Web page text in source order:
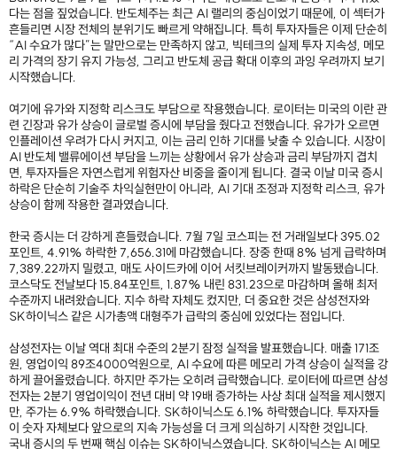
다는 점을 짚었습니다. 반도체주는 최근 AI 랠리의 중심이었기 때문에, 이 섹터가
흔들리면 시장 전체의 분위기도 빠르게 약해집니다. 특히 투자자들은 이제 단순히
“AI 수요가 많다”는 말만으로는 만족하지 않고, 빅테크의 실제 투자 지속성, 메모
리 가격의 장기 유지 가능성, 그리고 반도체 공급 확대 이후의 과잉 우려까지 보기
시작했습니다.
여기에 유가와 지정학 리스크도 부담으로 작용했습니다. 로이터는 미국의 이란 관
련 긴장과 유가 상승이 글로벌 증시에 부담을 줬다고 전했습니다. 유가가 오르면
인플레이션 우려가 다시 커지고, 이는 금리 인하 기대를 낮출 수 있습니다. 시장이
AI 반도체 밸류에이션 부담을 느끼는 상황에서 유가 상승과 금리 부담까지 겹치
면, 투자자들은 자연스럽게 위험자산 비중을 줄이게 됩니다. 결국 이날 미국 증시
하락은 단순히 기술주 차익실현만이 아니라, AI 기대 조정과 지정학 리스크, 유가
상승이 함께 작용한 결과였습니다.
한국 증시는 더 강하게 흔들렸습니다. 7월 7일 코스피는 전 거래일보다 395.02
포인트, 4.91% 하락한 7,656.31에 마감했습니다. 장중 한때 8% 넘게 급락하며
7,389.22까지 밀렸고, 매도 사이드카에 이어 서킷브레이커까지 발동됐습니다.
코스닥도 전날보다 15.84포인트, 1.87% 내린 831.23으로 마감하며 올해 최저
수준까지 내려왔습니다. 지수 하락 자체도 컸지만, 더 중요한 것은 삼성전자와
SK하이닉스 같은 시가총액 대형주가 급락의 중심에 있었다는 점입니다.
삼성전자는 이날 역대 최대 수준의 2분기 잠정 실적을 발표했습니다. 매출 171조
원, 영업이익 89조4000억원으로, AI 수요에 따른 메모리 가격 상승이 실적을 강
하게 끌어올렸습니다. 하지만 주가는 오히려 급락했습니다. 로이터에 따르면 삼성
전자는 2분기 영업이익이 전년 대비 약 19배 증가하는 사상 최대 실적을 제시했지
만, 주가는 6.9% 하락했습니다. SK하이닉스도 6.1% 하락했습니다. 투자자들
이 숫자 자체보다 앞으로의 지속 가능성을 더 크게 의심하기 시작한 것입니다.
국내 증시의 두 번째 핵심 이슈는 SK하이닉스였습니다. SK하이닉스는 AI 메모